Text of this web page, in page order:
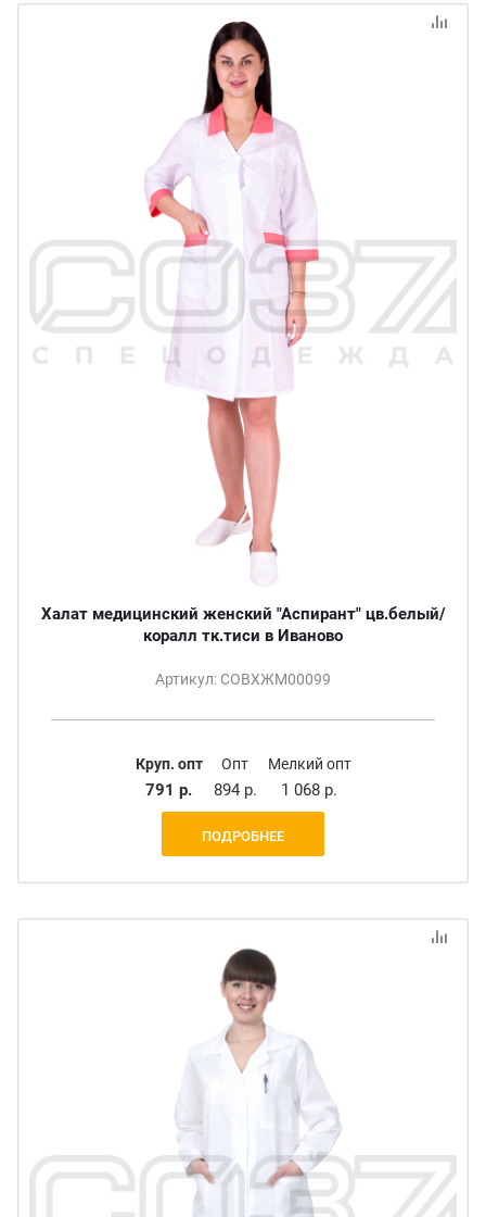
Халат медицинский женский "Аспирант" цв.белый/
коралл тк.тиси в Иваново
Артикул: СОВХЖМ00099
Круп. опт
791 р.
Опт
894 р.
Мелкий опт
1 068 р.
ПОДРОБНЕЕ